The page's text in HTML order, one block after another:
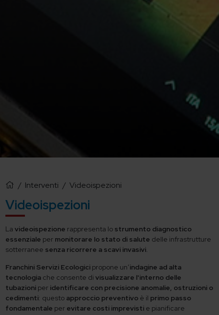
/ Interventi / Videoispezioni
Videoispezioni
Lavideoispezione rappresenta lo strumento diagnostico
essenziale per monitorare lo stato di salute delle infrastrutture
sotterranee senza ricorrere a scavi invasivi.
Franchini Servizi Ecologici propone un’indagine ad alta
tecnologia che consente divisualizzare l'interno delle
tubazioni per identificare con precisione anomalie, ostruzioni o
cedimenti: questo approccio preventivo è il primo passo
fondamentale per evitare costi imprevisti e pianificare